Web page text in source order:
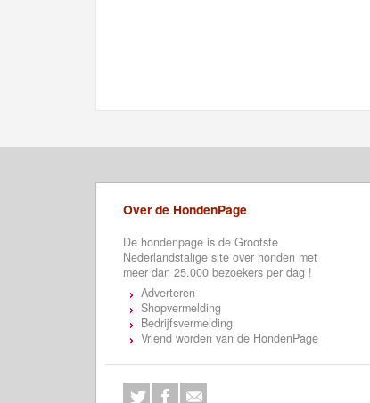
Over de HondenPage
De hondenpage is de Grootste
Nederlandstalige site over honden met
meer dan 25.000 bezoekers per dag !
Adverteren
Shopvermelding
Bedrijfsvermelding
Vriend worden van de HondenPage